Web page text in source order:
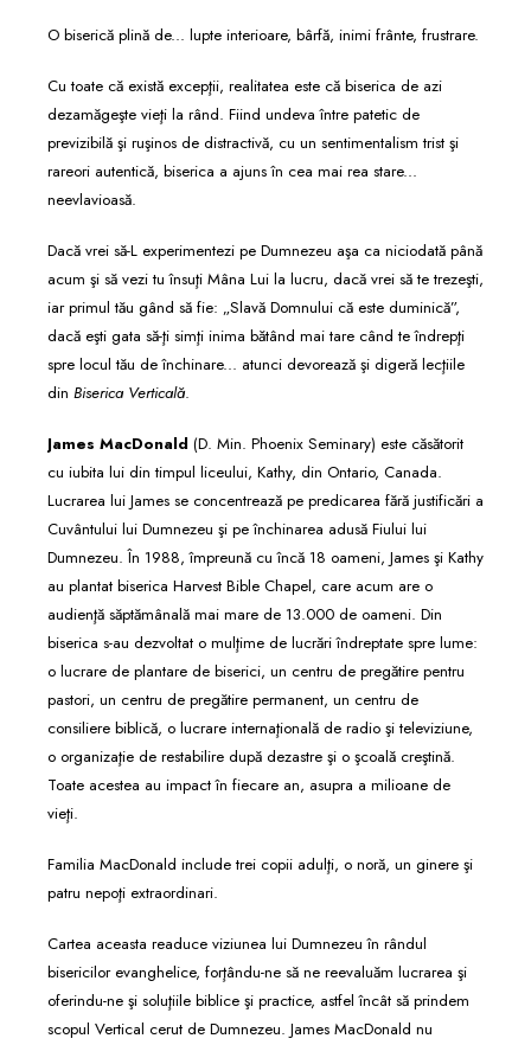
O biserică plină de... lupte interioare, bârfă, inimi frânte, frustrare.
Cu toate că există excepţii, realitatea este că biserica de azi
dezamăgeşte vieţi la rând. Fiind undeva între patetic de
previzibilă şi ruşinos de distractivă, cu un sentimentalism trist şi
rareori autentică, biserica a ajuns în cea mai rea stare...
neevlavioasă.
Dacă vrei să-L experimentezi pe Dumnezeu aşa ca niciodată până
acum şi să vezi tu însuţi Mâna Lui la lucru, dacă vrei să te trezeşti,
iar primul tău gând să fie: „Slavă Domnului că este duminică”,
dacă eşti gata să-ţi simţi inima bătând mai tare când te îndrepţi
spre locul tău de închinare... atunci devorează şi digeră lecţiile
din Biserica Verticală.
James MacDonald (D. Min. Phoenix Seminary) este căsătorit
cu iubita lui din timpul liceului, Kathy, din Ontario, Canada.
Lucrarea lui James se concentrează pe predicarea fără justificări a
Cuvântului lui Dumnezeu şi pe închinarea adusă Fiului lui
Dumnezeu. În 1988, împreună cu încă 18 oameni, James şi Kathy
au plantat biserica Harvest Bible Chapel, care acum are o
audienţă săptămânală mai mare de 13.000 de oameni. Din
biserica s-au dezvoltat o mulţime de lucrări îndreptate spre lume:
o lucrare de plantare de biserici, un centru de pregătire pentru
pastori, un centru de pregătire permanent, un centru de
consiliere biblică, o lucrare internaţională de radio şi televiziune,
o organizaţie de restabilire după dezastre şi o şcoală creştină.
Toate acestea au impact în fiecare an, asupra a milioane de
vieţi.
Familia MacDonald include trei copii adulţi, o noră, un ginere şi
patru nepoţi extraordinari.
Cartea aceasta readuce viziunea lui Dumnezeu în rândul
bisericilor evanghelice, forţându-ne să ne reevaluăm lucrarea şi
oferindu-ne şi soluţiile biblice şi practice, astfel încât să prindem
scopul Vertical cerut de Dumnezeu. James MacDonald nu